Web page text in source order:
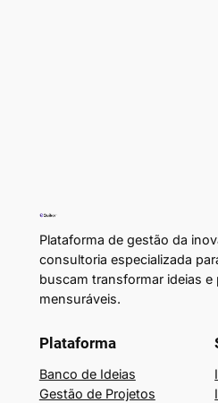
Plataforma de gestão da
consultoria especializada
buscam transformar ideias
mensuráveis.
Plataforma
Banco de Ideias
Gestão de Projetos